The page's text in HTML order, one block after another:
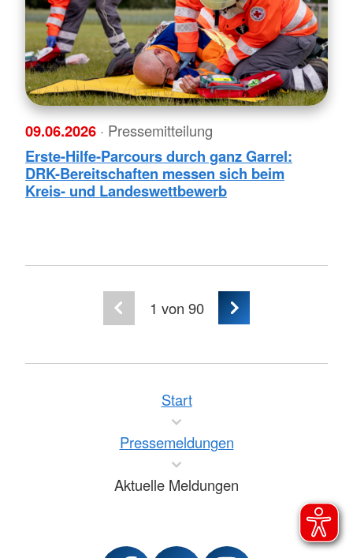
09.06.2026 · Pressemitteilung
Erste-Hilfe-Parcours durch ganz Garrel:
DRK-Bereitschaften messen sich beim
Kreis- und Landeswettbewerb
1 von 90
Start
Pressemeldungen
Aktuelle Meldungen